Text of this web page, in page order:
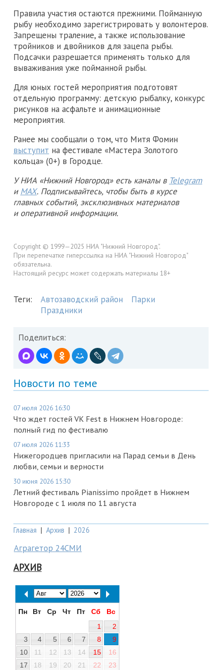
Правила участия остаются прежними. Пойманную
рыбу необходимо зарегистрировать у волонтеров.
Запрещены траление, а также использование
тройников и двойников для зацепа рыбы.
Подсачки разрешается применять только для
вываживания уже пойманной рыбы.
Для юных гостей мероприятия подготовят
отдельную программу: детскую рыбалку, конкурс
рисунков на асфальте и анимационные
мероприятия.
Ранее мы сообщали о том, что Митя Фомин
выступит на фестивале «Мастера Золотого
кольца» (0+) в Городце.
У НИА «Нижний Новгород» есть каналы в Telegram
и MAX. Подписывайтесь, чтобы быть в курсе
главных событий, эксклюзивных материалов
и оперативной информации.
Copyright © 1999—2025 НИА "Нижний Новгород".
При перепечатке гиперссылка на НИА "Нижний Новгород"
обязательна.
Настоящий ресурс может содержать материалы 18+
Теги: Автозаводский район
Парки
Праздники
Поделиться:
Новости по теме
07 июля 2026 16:30
Что ждет гостей VK Fest в Нижнем Новгороде:
полный гид по фестивалю
07 июля 2026 11:33
Нижегородцев пригласили на Парад семьи в День
любви, семьи и верности
30 июня 2026 15:30
Летний фестиваль Pianissimo пройдет в Нижнем
Новгороде с 1 июля по 11 августа
Главная | Архив | 2026
Аграгетор 24СМИ
АРХИВ
Пн Вт Ср Чт Пт Сб
Вс
1
2
3
4 5 6 7 8
9
10
11 12 13 14 15
16
17
18 19 20 21 22
23